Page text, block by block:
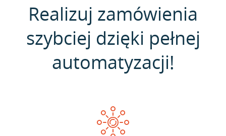
Realizuj zamówienia
szybciej dzięki pełnej
automatyzacji!